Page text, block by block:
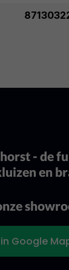
- de
en
Google